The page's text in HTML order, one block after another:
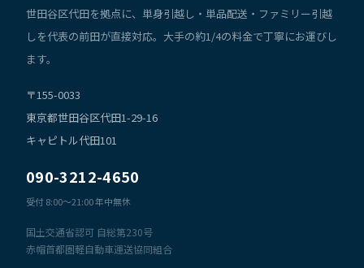
世田谷区代田を拠点に、単身引越し・単品配送・ファミリー引越
しを代表の前田が直接対応。大手の約1/4の料金で丁寧にお運びし
ます。
〒155-0033
東京都世田谷区代田1-29-16
キャピトル代田101
090-3212-4650
受付 8:00〜21:00 年中無休
国土交通省認可 自総第230号
赤帽首都圏軽自動車運送協同組合